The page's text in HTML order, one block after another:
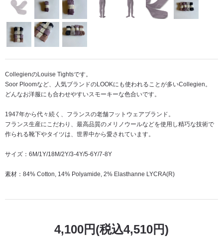
CollegienのLouise Tightsです。
Soor Ploomなど、人気ブランドのLOOKにも使われることが多いCollegien。
どんなお洋服にも合わせやすいスモーキーな色合いです。
1947年から代々続く、フランスの老舗フットウェアブランド。
フランス生産にこだわり、最高品質のメリノウールなどを使用し精巧な技術で
作られる靴下やタイツは、世界中から愛されています。
サイズ：6M/1Y/18M/2Y/3-4Y/5-6Y/7-8Y
素材：84% Cotton, 14% Polyamide, 2% Elasthanne LYCRA(R)
4,100円(税込4,510円)